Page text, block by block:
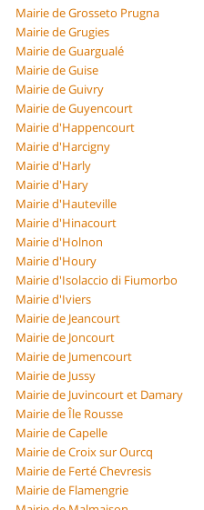
Mairie de Grosseto Prugna
Mairie de Grugies
Mairie de Guargualé
Mairie de Guise
Mairie de Guivry
Mairie de Guyencourt
Mairie d'Happencourt
Mairie d'Harcigny
Mairie d'Harly
Mairie d'Hary
Mairie d'Hauteville
Mairie d'Hinacourt
Mairie d'Holnon
Mairie d'Houry
Mairie d'Isolaccio di Fiumorbo
Mairie d'Iviers
Mairie de Jeancourt
Mairie de Joncourt
Mairie de Jumencourt
Mairie de Jussy
Mairie de Juvincourt et Damary
Mairie de Île Rousse
Mairie de Capelle
Mairie de Croix sur Ourcq
Mairie de Ferté Chevresis
Mairie de Flamengrie